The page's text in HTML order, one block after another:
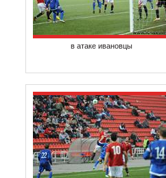
в атаке ивановцы